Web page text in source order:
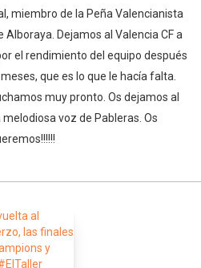
miembro de la Peña Valencianista
Alboraya. Dejamos al Valencia CF a
el rendimiento del equipo después
que es lo que le hacía falta.
muy pronto. Os dejamos al
voz de Pableras. Os